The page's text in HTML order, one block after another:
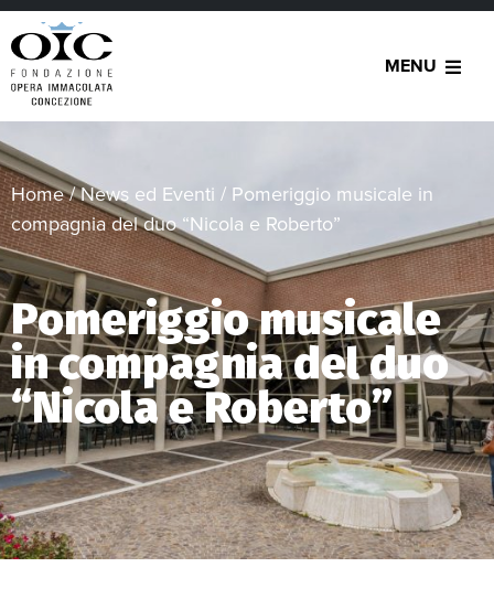
MENU
Home/News ed Eventi / Pomeriggio musicale in
compagnia del duo “Nicola e Roberto”
Pomeriggio musicale
in compagnia del duo
“Nicola e Roberto”